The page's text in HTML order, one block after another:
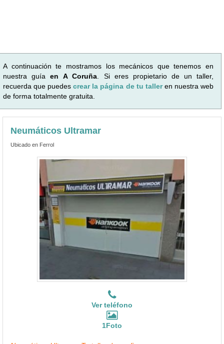
A continuación te mostramos los mecánicos que tenemos en
nuestra guíaen A Coruña . Si eres propietario de un taller,
recuerda que puedescrear la página de tu talleren nuestra web
de forma totalmente gratuita.
Neumáticos Ultramar
Ubicado en Ferrol
Ver teléfono
1Foto